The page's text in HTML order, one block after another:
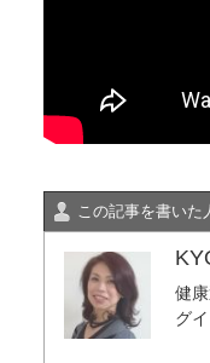
この記事を書いた
健
グ